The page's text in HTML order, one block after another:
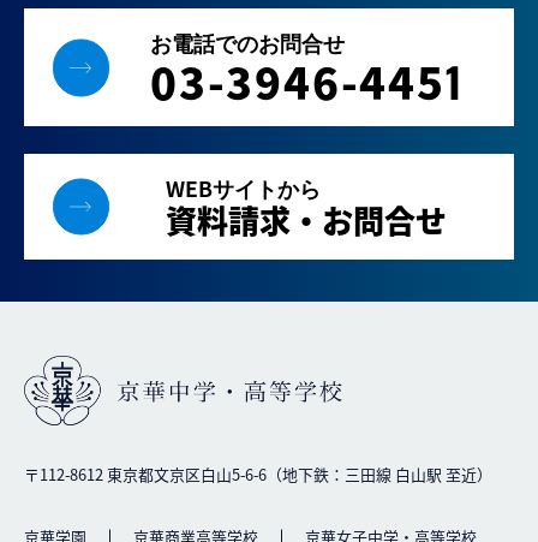
お電話でのお問合せ
03-3946-4451
WEBサイトから
資料請求・お問合せ
〒112-8612 東京都文京区白山5-6-6（地下鉄：三田線 白山駅 至近）
京華学園 京華商業高等学校 京華女子中学・高等学校